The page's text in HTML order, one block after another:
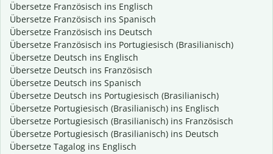
Übersetze Französisch ins Englisch
Übersetze Französisch ins Spanisch
Übersetze Französisch ins Deutsch
Übersetze Französisch ins Portugiesisch (Brasilianisch)
Übersetze Deutsch ins Englisch
Übersetze Deutsch ins Französisch
Übersetze Deutsch ins Spanisch
Übersetze Deutsch ins Portugiesisch (Brasilianisch)
Übersetze Portugiesisch (Brasilianisch) ins Englisch
Übersetze Portugiesisch (Brasilianisch) ins Französisch
Übersetze Portugiesisch (Brasilianisch) ins Deutsch
Übersetze Tagalog ins Englisch